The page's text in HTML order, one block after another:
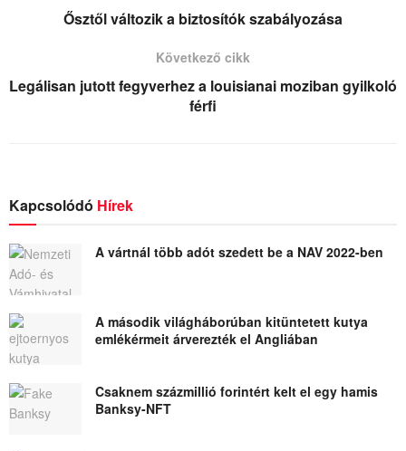
Ősztől változik a biztosítók szabályozása
Következő cikk
Legálisan jutott fegyverhez a louisianai moziban gyilkoló
férfi
Kapcsolódó Hírek
A vártnál több adót szedett be a NAV 2022-ben
A második világháborúban kitüntetett kutya
emlékérmeit árverezték el Angliában
Csaknem százmillió forintért kelt el egy hamis
Banksy-NFT